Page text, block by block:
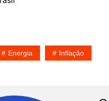
Energia Inflação